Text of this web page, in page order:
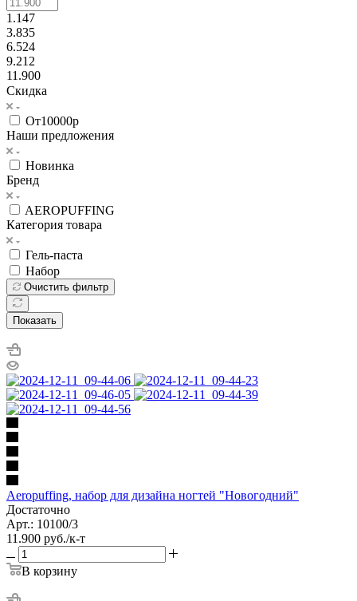
1.147
3.835
6.524
9.212
11.900
Скидка
От10000р
Наши предложения
Новинка
Бренд
AEROPUFFING
Категория товара
Гель-паста
Набор
Очистить фильтр
Показать
Aeropuffing, набор для дизайна ногтей "Новогодний"
Достаточно
Арт.: 10100/3
11.900 руб./к-т
В корзину